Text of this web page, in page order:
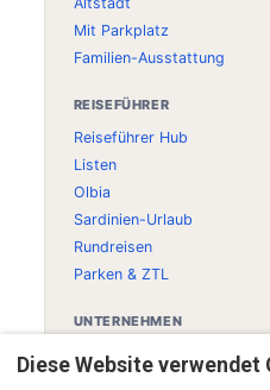
Mit Parkplatz
Familien-Ausstattung
REISEFÜHRER
Reiseführer Hub
Listen
Olbia
Sardinien-Urlaub
Rundreisen
Parken & ZTL
UNTERNEHMEN
Über uns
Diese Website verwendet